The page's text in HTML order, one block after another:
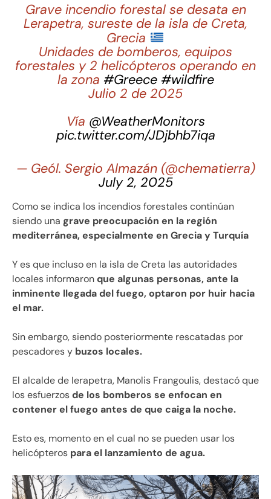
Grave incendio forestal se desata en
Lerapetra, sureste de la isla de Creta,
Grecia
Unidades de bomberos, equipos
forestales y 2 helicópteros operando en
la zona #Greece #wildfire
Julio 2 de 2025
Vía @WeatherMonitors
pic.twitter.com/JDjbhb7iqa
— Geól. Sergio Almazán (@chematierra)
July 2, 2025
Como se indica los incendios forestales continúan
siendo una grave preocupación en la región
mediterránea, especialmente en Grecia y Turquía
Y es que incluso en la isla de Creta las autoridades
locales informaronque algunas personas, ante la
inminente llegada del fuego, optaron por huir hacia
el mar.
Sin embargo, siendo posteriormente rescatadas por
pescadores y buzos locales.
El alcalde de Ierapetra, Manolis Frangoulis, destacó que
los esfuerzosde los bomberos se enfocan en
contener el fuego antes de que caiga la noche.
Esto es, momento en el cual no se pueden usar los
helicópteros para el lanzamiento de agua.